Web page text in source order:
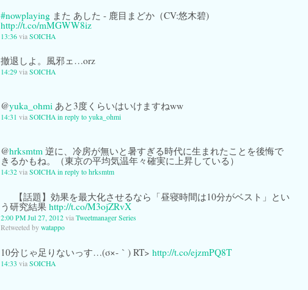
#nowplaying また あした - 鹿目まどか（CV:悠木碧)
http://t.co/mMGWW8iz
13:36 via SOICHA
撤退しよ。風邪ェ…orz
14:29 via SOICHA
@yuka_ohmi あと3度くらいはいけますねww
14:31 via SOICHA in reply to yuka_ohmi
@hrksmtm 逆に、冷房が無いと暑すぎる時代に生まれたことを後悔で
きるかもね。（東京の平均気温年々確実に上昇している）
14:32 via SOICHA in reply to hrksmtm
【話題】効果を最大化させるなら「昼寝時間は10分がベスト」とい
う研究結果 http://t.co/M3ojZRvX
2:00 PM Jul 27, 2012 via Tweetmanager Series
Retweeted by watappo
10分じゃ足りないっす…(σ×-｀) RT> http://t.co/ejzmPQ8T
14:33 via SOICHA